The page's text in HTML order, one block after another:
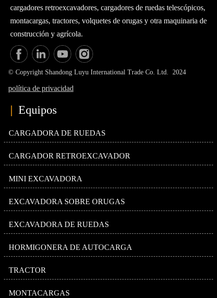
cargadores retroexcavadores, cargadores de ruedas telescópicos,
montacargas, tractores, volquetes de orugas y otra maquinaria de
construcción y agrícola.
© Copyright Shandong Luyu International Trade Co. Ltd. 2024
política de privacidad
Equipos
CARGADORA DE RUEDAS
CARGADOR RETROEXCAVADOR
MINI EXCAVADORA
EXCAVADORA SOBRE ORUGAS
EXCAVADORA DE RUEDAS
HORMIGONERA DE AUTOCARGA
TRACTOR
MONTACARGAS